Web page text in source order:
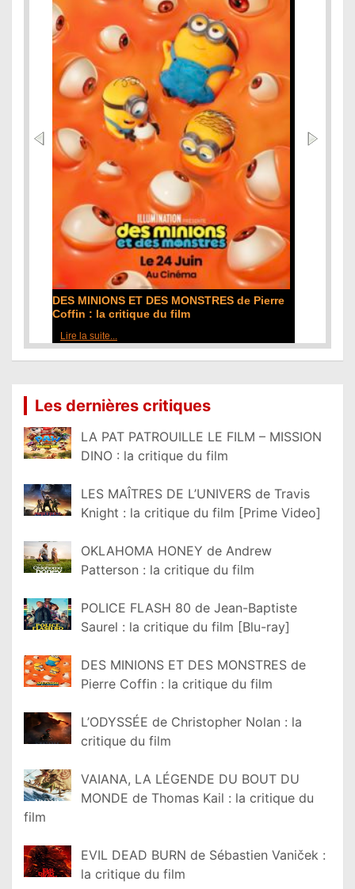
DES MINIONS ET DES MONSTRES de Pierre
Coffin : la critique du film
Lire la suite...
Les dernières critiques
LA PAT PATROUILLE LE FILM – MISSION
DINO : la critique du film
LES MAÎTRES DE L’UNIVERS de Travis
Knight : la critique du film [Prime Video]
OKLAHOMA HONEY de Andrew
Patterson : la critique du film
POLICE FLASH 80 de Jean-Baptiste
Saurel : la critique du film [Blu-ray]
DES MINIONS ET DES MONSTRES de
Pierre Coffin : la critique du film
L’ODYSSÉE de Christopher Nolan : la
critique du film
VAIANA, LA LÉGENDE DU BOUT DU
MONDE de Thomas Kail : la critique du
film
EVIL DEAD BURN de Sébastien Vaniček :
la critique du film